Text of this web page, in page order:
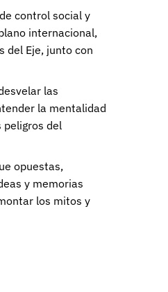
control social y
internacional,
del Eje, junto con
las
la mentalidad
peligros del
opuestas,
y memorias
los mitos y